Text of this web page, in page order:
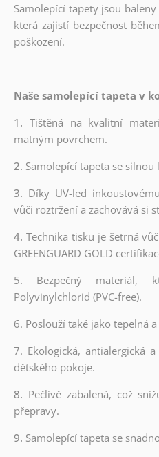
Samolepící tapety jsou
která zajistí bezpečnost
poškození.
Naše samolepící tapeta v
1. Tištěná na kvalitní
matným povrchem.
2. Samolepící tapeta se
3. Díky UV-led
vůči roztržení a zachovává si
4. Technika tisku je šetrná
GREENGUARD GOLD
5. Bezpečný materiál,
Polyvinylchlorid (PVC-free).
6. Poslouží také jako tepelná
7. Ekologická, antialergická
dětského pokoje.
8. Pečlivě zabalená, což
přepravy.
9. Samolepící tapeta se